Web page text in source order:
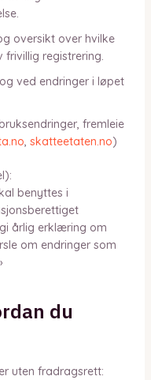
oversikt over hvilke
registrering.
ved endringer i løpet
fremleie
, skatteetaten.no)
benyttes i
årlig erklæring om
om endringer som
du
uten fradragsrett: